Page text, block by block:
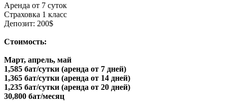
Аренда от 7 суток
Страховка 1 класс
Депозит: 200$
Стоимость:
Март, апрель, май
1,585 бат/сутки (аренда от 7 дней)
1,365 бат/сутки (аренда от 14 дней)
1,235 бат/сутки (аренда от 20 дней)
30,800 бат/месяц